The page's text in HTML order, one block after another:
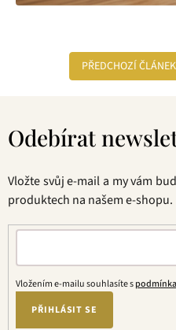
PŘEDCHOZÍ ČLÁNEK
Odebírat
Vložte svůj e-mail a my vám
produktech na našem e-shopu.
Vložením e-mailu souhlasíte s
PŘIHLÁSIT SE